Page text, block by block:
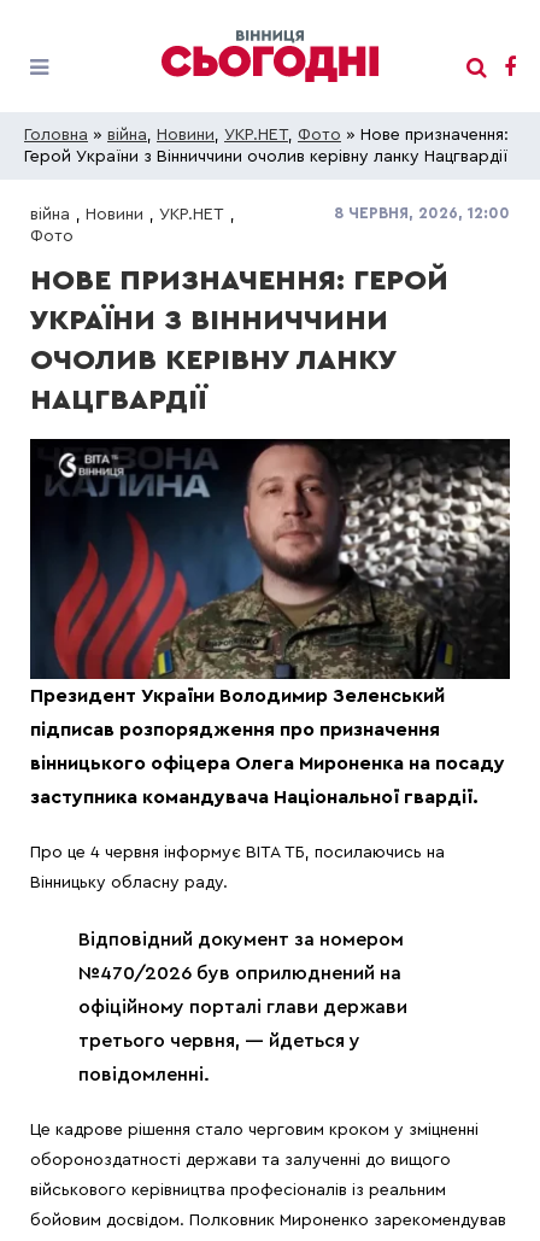
Головна » війна, Новини, УКР.НЕТ, Фото » Нове призначення:
Герой України з Вінниччини очолив керівну ланку Нацгвардії
війна , Новини , УКР.НЕТ ,
Фото
8 ЧЕРВНЯ, 2026, 12:00
НОВЕ ПРИЗНАЧЕННЯ: ГЕРОЙ
УКРАЇНИ З ВІННИЧЧИНИ
ОЧОЛИВ КЕРІВНУ ЛАНКУ
НАЦГВАРДІЇ
Президент України Володимир Зеленський
підписав розпорядження про призначення
вінницького офіцера Олега Мироненка на посаду
заступника командувача Національної гвардії.
Про це 4 червня інформує ВІТА ТБ, посилаючись на
Вінницьку обласну раду.
Відповідний документ за номером
№470/2026 був оприлюднений на
офіційному порталі глави держави
третього червня, — йдеться у
повідомленні.
Це кадрове рішення стало черговим кроком у зміцненні
обороноздатності держави та залученні до вищого
військового керівництва професіоналів із реальним
бойовим досвідом. Полковник Мироненко зарекомендував